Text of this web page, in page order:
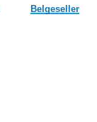
Belgeseller